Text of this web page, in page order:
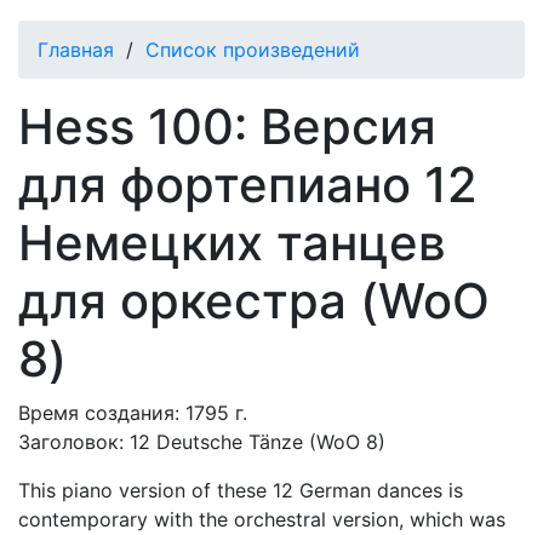
Главная / Список произведений
Hess 100: Версия
для фортепиано 12
Немецких танцев
для оркестра (WoO
8)
Время создания: 1795 г.
Заголовок: 12 Deutsche Tänze (WoO 8)
This piano version of these 12 German dances is
contemporary with the orchestral version, which was